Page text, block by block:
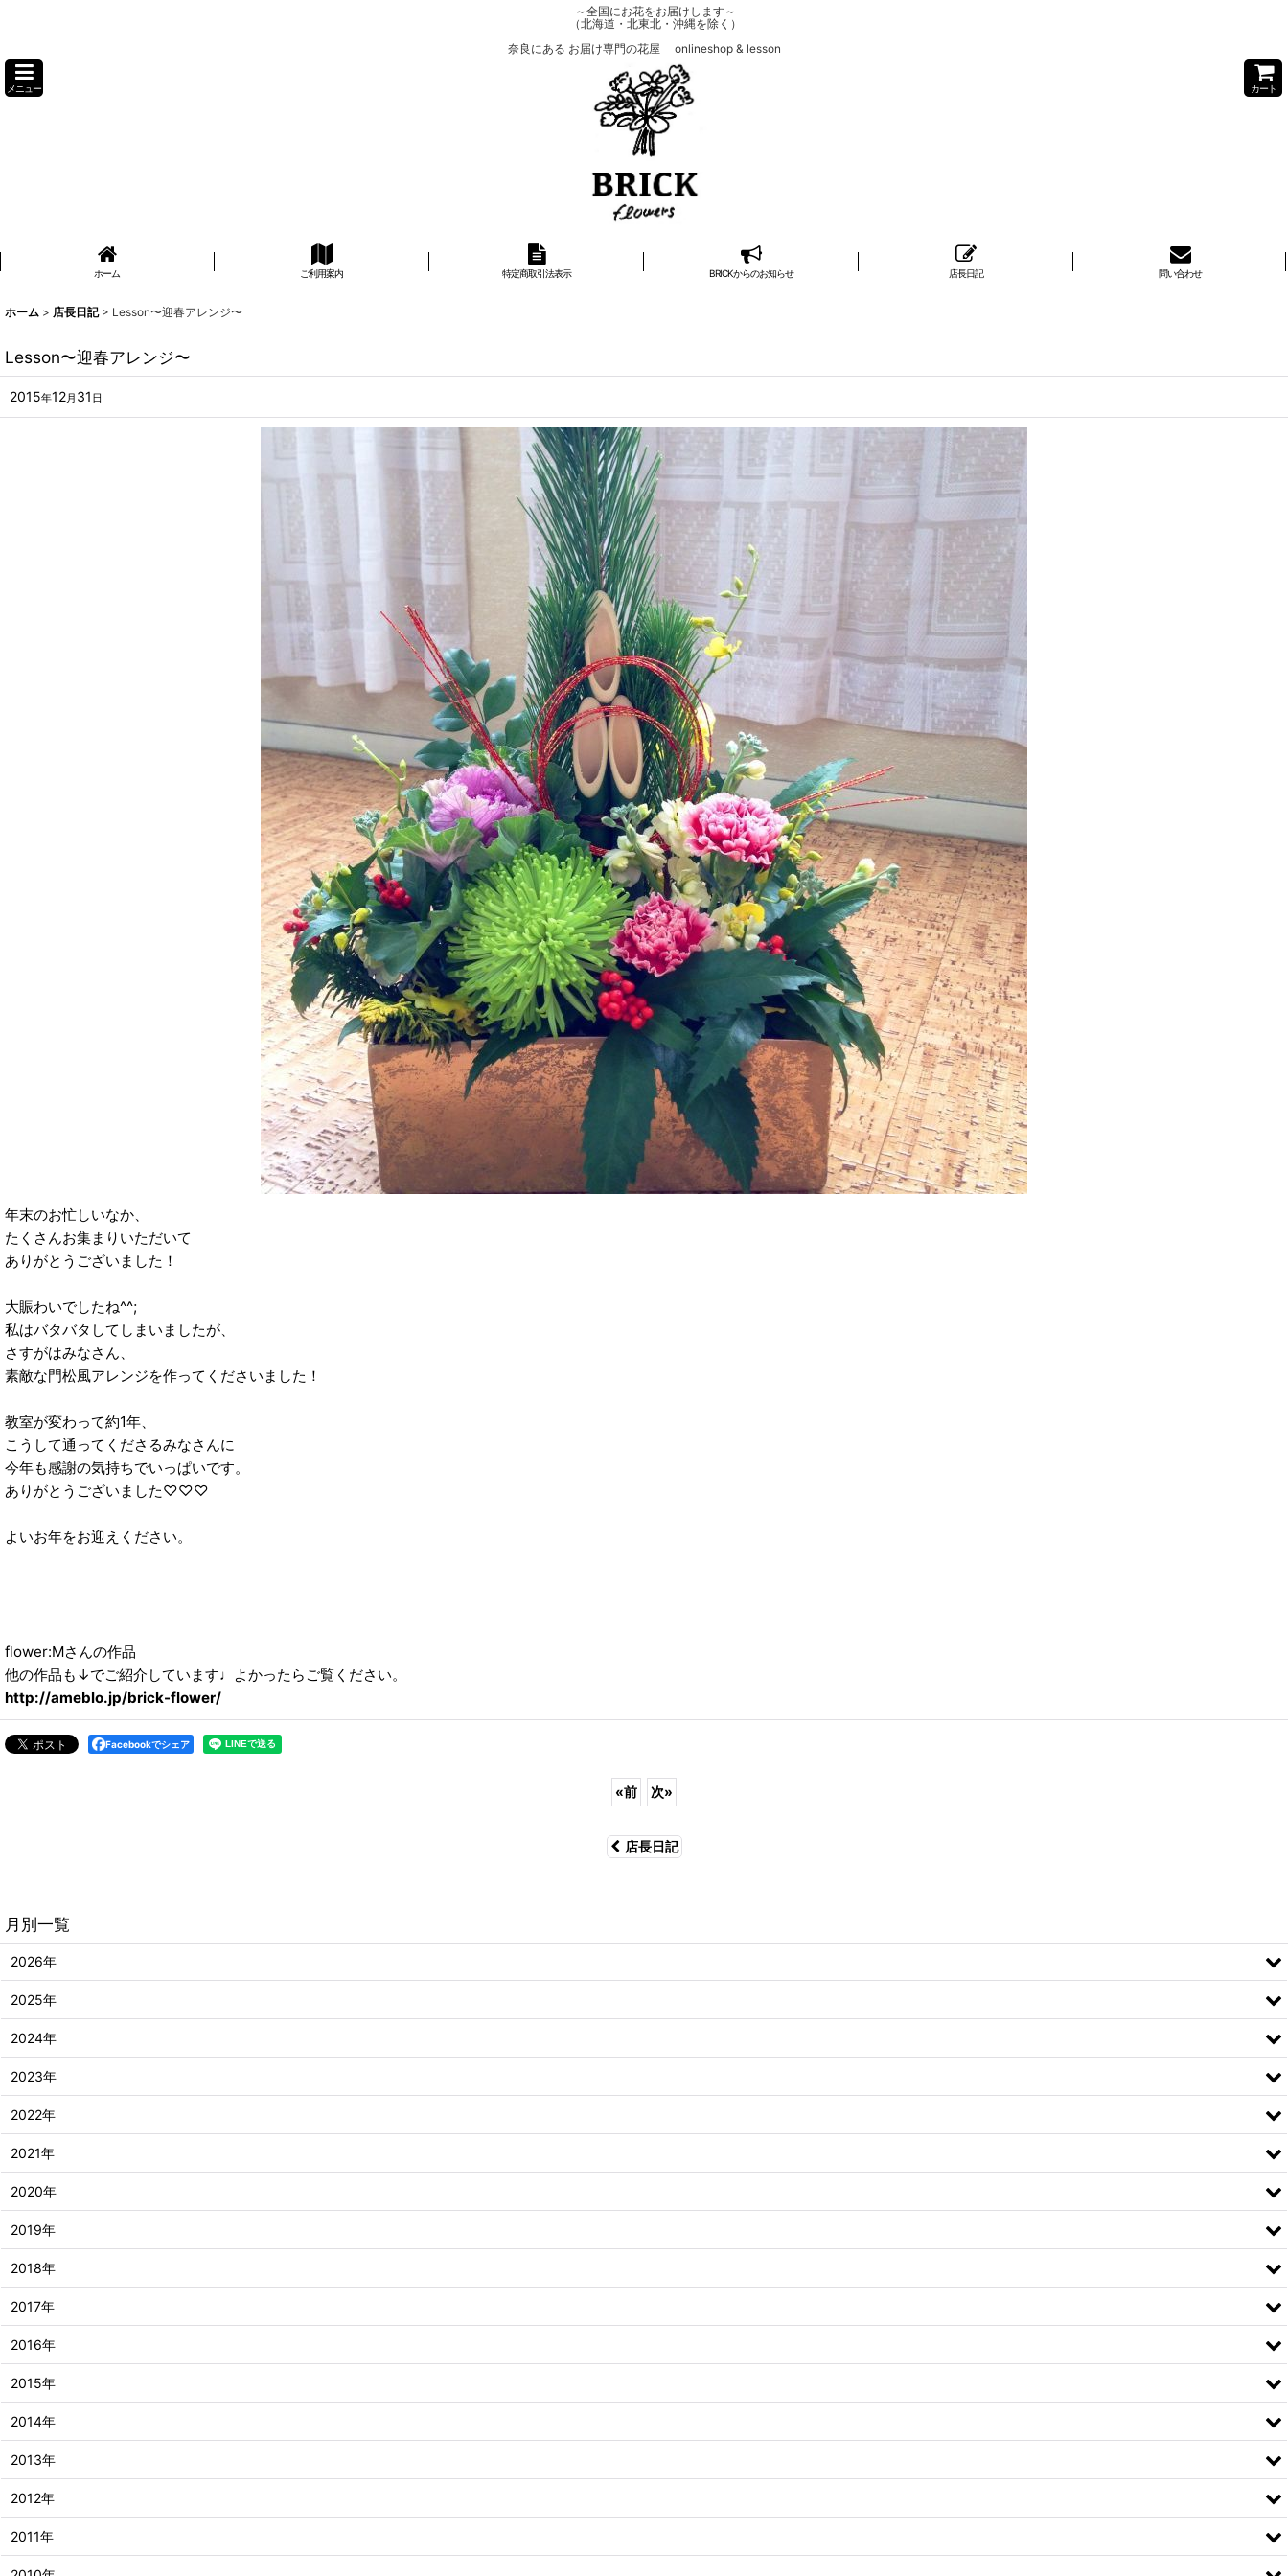
～全国にお花をお届けします～
（北海道・北東北・沖縄を除く）
奈良にある お届け専門の花屋 onlineshop & lesson
メニュー カート
ホーム ご利用案内 特定商取引法表示 BRICKからのお知らせ 店長日記 問い合わせ
ホーム > 店長日記 > Lesson〜迎春アレンジ〜
Lesson〜迎春アレンジ〜
2015年12月 31 日
年末のお忙しいなか、
たくさんお集まりいただいて
ありがとうございました！
大賑わいでしたね^^;
私はバタバタしてしまいましたが、
さすがはみなさん、
素敵な門松風アレンジを作ってくださいました！
教室が変わって約1年、
こうして通ってくださるみなさんに
今年も感謝の気持ちでいっぱいです。
ありがとうございました♡♡♡
よいお年をお迎えください。
flower:Mさんの作品
他の作品も↓でご紹介しています♩よかったらご覧ください。
http://ameblo.jp/brick-flower/
Facebookでシェア
«前 次»
店長日記
月別一覧
2026年
2025年
2024年
2023年
2022年
2021年
2020年
2019年
2018年
2017年
2016年
2015年
2014年
2013年
2012年
2011年